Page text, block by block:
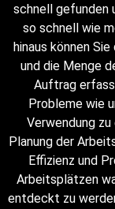
schnell gefunden
so schnell wie
hinaus können
und die Menge
Auftrag
Probleme wie
Verwendung
Planung der
Effizienz und
Arbeitsplätzen
entdeckt zu